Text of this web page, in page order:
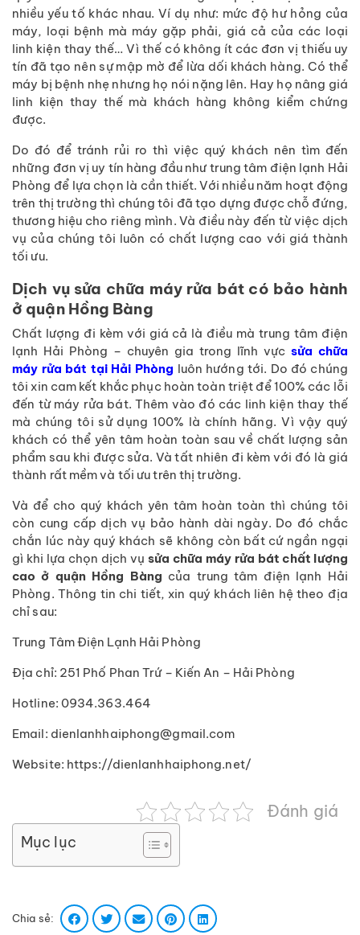
nhiều yếu tố khác nhau. Ví dụ như: mức độ hư hỏng của
máy, loại bệnh mà máy gặp phải, giá cả của các loại
linh kiện thay thế… Vì thế có không ít các đơn vị thiếu uy
tín đã tạo nên sự mập mờ để lừa dối khách hàng. Có thể
máy bị bệnh nhẹ nhưng họ nói nặng lên. Hay họ nâng giá
linh kiện thay thế mà khách hàng không kiểm chứng
được.
Do đó để tránh rủi ro thì việc quý khách nên tìm đến
những đơn vị uy tín hàng đầu như trung tâm điện lạnh Hải
Phòng để lựa chọn là cần thiết. Với nhiều năm hoạt động
trên thị trường thì chúng tôi đã tạo dựng được chỗ đứng,
thương hiệu cho riêng mình. Và điều này đến từ việc dịch
vụ của chúng tôi luôn có chất lượng cao với giá thành
tối ưu.
Dịch vụ sửa chữa máy rửa bát có bảo hành
ở quận Hồng Bàng
Chất lượng đi kèm với giá cả là điều mà trung tâm điện
lạnh Hải Phòng – chuyên gia trong lĩnh vực sửa chữa
máy rửa bát tại Hải Phòng luôn hướng tới. Do đó chúng
tôi xin cam kết khắc phục hoàn toàn triệt để 100% các lỗi
đến từ máy rửa bát. Thêm vào đó các linh kiện thay thế
mà chúng tôi sử dụng 100% là chính hãng. Vì vậy quý
khách có thể yên tâm hoàn toàn sau về chất lượng sản
phẩm sau khi được sửa. Và tất nhiên đi kèm với đó là giá
thành rất mềm và tối ưu trên thị trường.
Và để cho quý khách yên tâm hoàn toàn thì chúng tôi
còn cung cấp dịch vụ bảo hành dài ngày. Do đó chắc
chắn lúc này quý khách sẽ không còn bất cứ ngần ngại
gì khi lựa chọn dịch vụ sửa chữa máy rửa bát chất lượng
cao ở quận Hồng Bàng của trung tâm điện lạnh Hải
Phòng. Thông tin chi tiết, xin quý khách liên hệ theo địa
chỉ sau:
Trung Tâm Điện Lạnh Hải Phòng
Địa chỉ: 251 Phố Phan Trứ – Kiến An – Hải Phòng
Hotline: 0934.363.464
Email: dienlanhhaiphong@gmail.com
Website: https://dienlanhhaiphong.net/
Đánh giá
Mục lục
Chia sẻ: